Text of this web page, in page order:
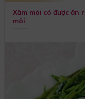
Xăm môi có được ăn
môi